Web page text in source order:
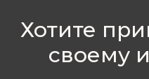
Хотите
своему